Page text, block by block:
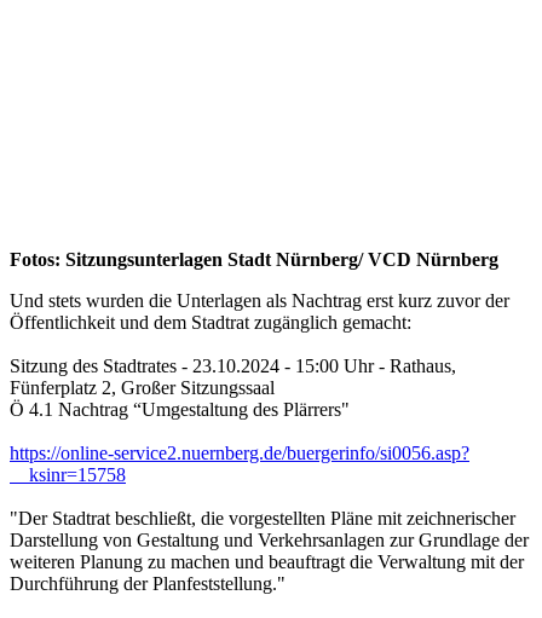
Fotos: Sitzungsunterlagen Stadt Nürnberg/ VCD Nürnberg
Und stets wurden die Unterlagen als Nachtrag erst kurz zuvor der
Öffentlichkeit und dem Stadtrat zugänglich gemacht:
Sitzung des Stadtrates - 23.10.2024 - 15:00 Uhr - Rathaus,
Fünferplatz 2, Großer Sitzungssaal
Ö 4.1 Nachtrag “Umgestaltung des Plärrers"
https://online-service2.nuernberg.de/buergerinfo/si0056.asp?
__ksinr=15758
"Der Stadtrat beschließt, die vorgestellten Pläne mit zeichnerischer
Darstellung von Gestaltung und Verkehrsanlagen zur Grundlage der
weiteren Planung zu machen und beauftragt die Verwaltung mit der
Durchführung der Planfeststellung."